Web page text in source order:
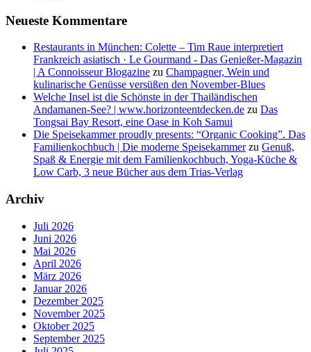
Neueste Kommentare
Restaurants in München: Colette – Tim Raue interpretiert
Frankreich asiatisch · Le Gourmand - Das Genießer-Magazin
| A Connoisseur Blogazine zu Champagner, Wein und
kulinarische Genüsse versüßen den November-Blues
Welche Insel ist die Schönste in der Thailändischen
Andamanen-See? | www.horizonteentdecken.de zu Das
Tongsai Bay Resort, eine Oase in Koh Samui
Die Speisekammer proudly presents: “Organic Cooking”. Das
Familienkochbuch | Die moderne Speisekammerzu Genuß,
Spaß & Energie mit dem Familienkochbuch, Yoga-Küche &
Low Carb, 3 neue Bücher aus dem Trias-Verlag
Archiv
Juli 2026
Juni 2026
Mai 2026
April 2026
März 2026
Januar 2026
Dezember 2025
November 2025
Oktober 2025
September 2025